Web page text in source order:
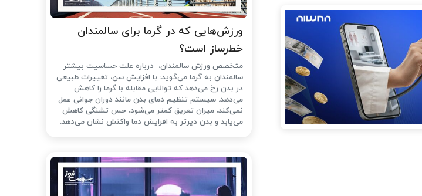
ورزش‌هایی که در گرما برای سالمندان
خطرساز است؟
متخصص ورزش سالمندان، درباره علت حساسیت بیشتر
سالمندان به گرما می‌گوید: با افزایش سن، تغییرات طبیعی
در بدن رخ می‌دهد که توانایی مقابله با گرما را کاهش
می‌دهد. سیستم تنظیم دمای بدن مانند دوران جوانی عمل
نمی‌کند، میزان تعریق کمتر می‌شود، حس تشنگی کاهش
می‌یابد و بدن دیرتر به افزایش دما واکنش نشان می‌دهد.